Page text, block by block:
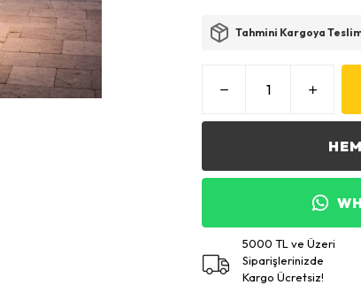
Tahmini Kargoya
5000 TL ve Üzeri
Siparişlerinizde
Kargo Ücretsiz!